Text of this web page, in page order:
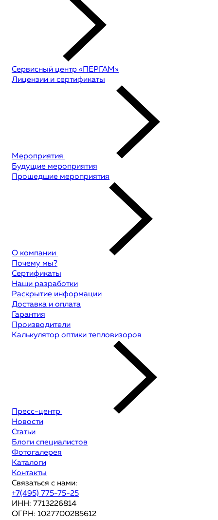
Сервисный центр «ПЕРГАМ»
Лицензии и сертификаты
Мероприятия
Будущие мероприятия
Прошедшие мероприятия
О компании
Почему мы?
Сертификаты
Наши разработки
Раскрытие информации
Доставка и оплата
Гарантия
Производители
Калькулятор оптики тепловизоров
Пресс-центр
Новости
Статьи
Блоги специалистов
Фотогалерея
Каталоги
Контакты
Связаться с нами:
+7(495) 775-75-25
ИНН: 7713226814
ОГРН: 1027700285612